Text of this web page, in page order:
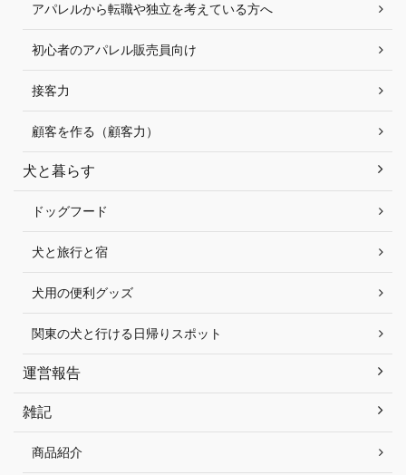
アパレルから転職や独立を考えている方へ
初心者のアパレル販売員向け
接客力
顧客を作る（顧客力）
犬と暮らす
ドッグフード
犬と旅行と宿
犬用の便利グッズ
関東の犬と行ける日帰りスポット
運営報告
雑記
商品紹介